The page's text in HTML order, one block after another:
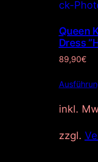
Queen
Dress
89,90€
inkl.
zzgl.